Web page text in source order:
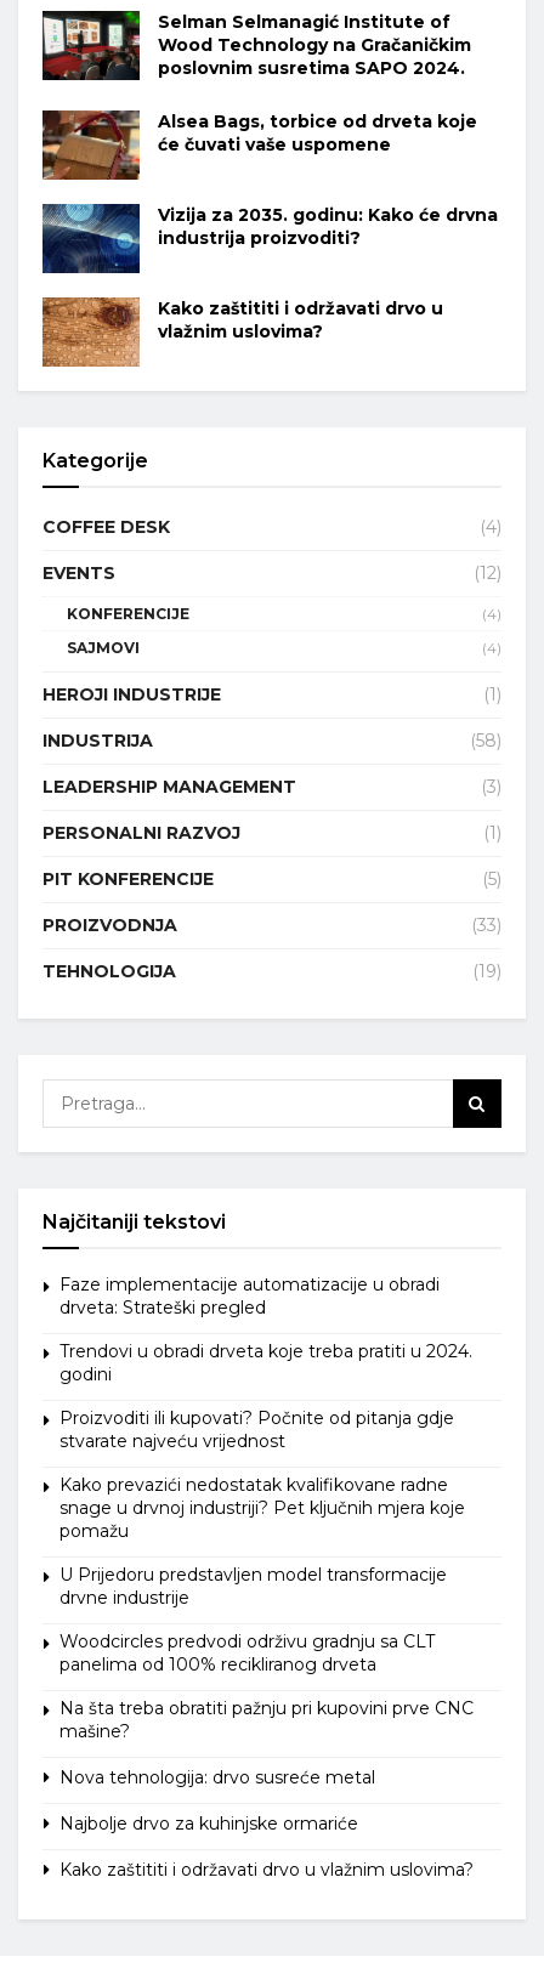
Selman Selmanagić Institute of
Wood Technology na Gračaničkim
poslovnim susretima SAPO 2024.
Alsea Bags, torbice od drveta koje
će čuvati vaše uspomene
Vizija za 2035. godinu: Kako će drvna
industrija proizvoditi?
Kako zaštititi i održavati drvo u
vlažnim uslovima?
Kategorije
COFFEE DESK (4)
EVENTS (12)
KONFERENCIJE
(4)
SAJMOVI
(4)
HEROJI INDUSTRIJE (1)
INDUSTRIJA (58)
LEADERSHIP MANAGEMENT (3)
PERSONALNI RAZVOJ (1)
PIT KONFERENCIJE (5)
PROIZVODNJA (33)
TEHNOLOGIJA (19)
Najčitaniji tekstovi
Faze implementacije automatizacije u obradi
drveta: Strateški pregled
Trendovi u obradi drveta koje treba pratiti u 2024.
godini
Proizvoditi ili kupovati? Počnite od pitanja gdje
stvarate najveću vrijednost
Kako prevazići nedostatak kvalifikovane radne
snage u drvnoj industriji? Pet ključnih mjera koje
pomažu
U Prijedoru predstavljen model transformacije
drvne industrije
Woodcircles predvodi održivu gradnju sa CLT
panelima od 100% recikliranog drveta
Na šta treba obratiti pažnju pri kupovini prve CNC
mašine?
Nova tehnologija: drvo susreće metal
Najbolje drvo za kuhinjske ormariće
Kako zaštititi i održavati drvo u vlažnim uslovima?